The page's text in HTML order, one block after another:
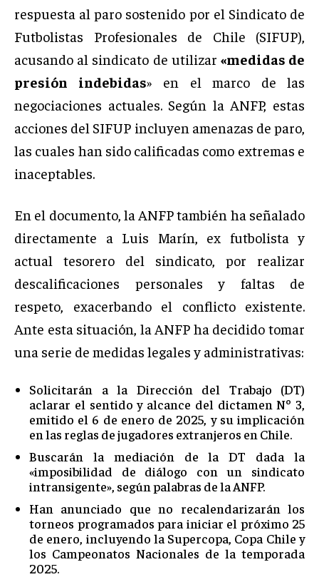
respuesta al paro sostenido por el Sindicato de
Futbolistas Profesionales de Chile (SIFUP),
acusando al sindicato de utilizar «medidas de
presión indebidas» en el marco de las
negociaciones actuales. Según la ANFP, estas
acciones del SIFUP incluyen amenazas de paro,
las cuales han sido calificadas como extremas e
inaceptables.
En el documento, la ANFP también ha señalado
directamente a Luis Marín, ex futbolista y
actual tesorero del sindicato, por realizar
descalificaciones personales y faltas de
respeto, exacerbando el conflicto existente.
Ante esta situación, la ANFP ha decidido tomar
una serie de medidas legales y administrativas:
Solicitarán a la Dirección del Trabajo (DT)
aclarar el sentido y alcance del dictamen Nº 3,
emitido el 6 de enero de 2025, y su implicación
en las reglas de jugadores extranjeros en Chile.
Buscarán la mediación de la DT dada la
«imposibilidad de diálogo con un sindicato
intransigente», según palabras de la ANFP.
Han anunciado que no recalendarizarán los
torneos programados para iniciar el próximo 25
de enero, incluyendo la Supercopa, Copa Chile y
los Campeonatos Nacionales de la temporada
2025.